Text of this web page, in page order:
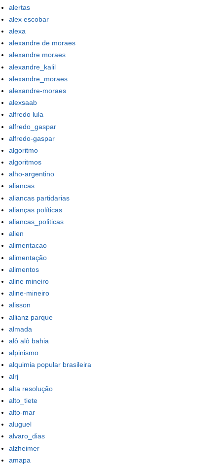
alertas
alex escobar
alexa
alexandre de moraes
alexandre moraes
alexandre_kalil
alexandre_moraes
alexandre-moraes
alexsaab
alfredo lula
alfredo_gaspar
alfredo-gaspar
algoritmo
algoritmos
alho-argentino
aliancas
aliancas partidarias
alianças políticas
aliancas_politicas
alien
alimentacao
alimentação
alimentos
aline mineiro
aline-mineiro
alisson
allianz parque
almada
alô alô bahia
alpinismo
alquimia popular brasileira
alrj
alta resolução
alto_tiete
alto-mar
aluguel
alvaro_dias
alzheimer
amapa